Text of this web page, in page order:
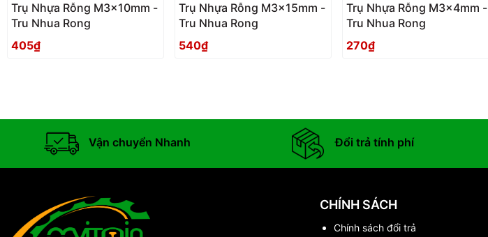
Trụ Nhựa Rỗng M3x10mm -
Tru Nhua Rong
405₫
Trụ Nhựa Rỗng M3x15mm -
Tru Nhua Rong
540₫
Trụ Nhựa Rỗng M3x4mm -
Tru Nhua Rong
270₫
Vận chuyển Nhanh Đổi trả tính phí
CHÍNH SÁCH
Chính sách đổi trả